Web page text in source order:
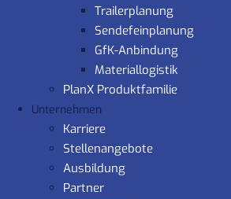
Trailerplanung
Sendefeinplanung
GfK-Anbindung
Materiallogistik
PlanX Produktfamilie
Unternehmen
Karriere
Stellenangebote
Ausbildung
Partner